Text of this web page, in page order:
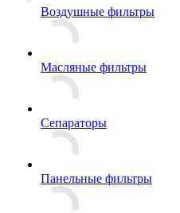
Воздушные фильтры
Масляные фильтры
Сепараторы
Панельные фильтры